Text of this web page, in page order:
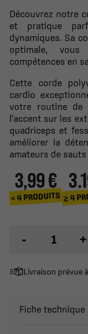
Découvrez notre
et pratique
dynamiques. Sa
optimale,
compétences en
Cette corde
cardio
votre routine de
l'accent sur les
quadriceps et
améliorer la
amateurs de
3,99 €
< 4 PRODUITS ≥ 4
- +
Livraison prévue
Fiche technique